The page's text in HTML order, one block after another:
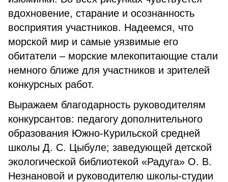
вдохновение, старание и осознанность
восприятия участников. Надеемся, что
морской мир и самые уязвимые его
обитатели – морские млекопитающие стали
немного ближе для участников и зрителей
конкурсных работ.
Выражаем благодарность руководителям
конкурсантов: педагогу дополнительного
образования Южно-Курильской средней
школы Д. С. Цыбуле; заведующей детской
экологической библиотекой «Радуга» О. В.
Незнановой и руководителю школы-студии